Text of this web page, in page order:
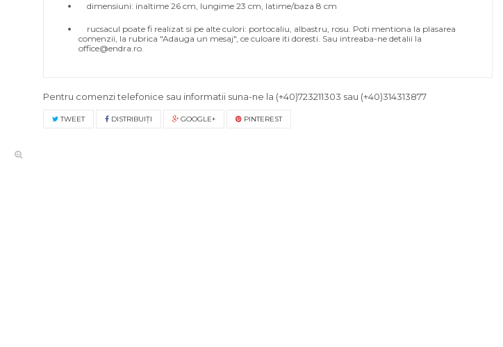
dimensiuni: inaltime 26 cm, lungime 23 cm, latime/baza 8 cm
rucsacul poate fi realizat si pe alte culori: portocaliu, albastru, rosu. Poti mentiona la plasarea
comenzii, la rubrica "Adauga un mesaj", ce culoare iti doresti. Sau intreaba-ne detalii la
office@endra.ro.
Pentru comenzi telefonice sau informatii suna-ne la (+40)723211303 sau (+40)314313877
TWEET DISTRIBUIŢI GOOGLE+ PINTEREST